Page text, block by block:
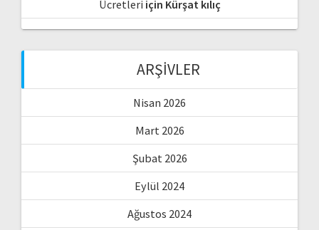
Ücretleri için Kürşat kılıç
ARŞIVLER
Nisan 2026
Mart 2026
Şubat 2026
Eylül 2024
Ağustos 2024